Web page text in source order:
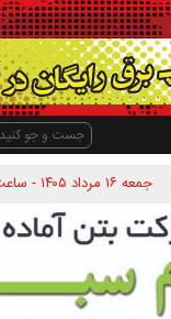
جمعه ۱۶ مرداد ۱۴۰۵ - ساعت